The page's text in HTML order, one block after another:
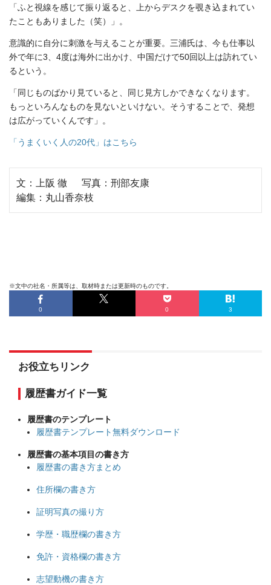
「ふと視線を感じて振り返ると、上からデスクを覗き込まれてい
たこともありました（笑）」。
意識的に自分に刺激を与えることが重要。三浦氏は、今も仕事以
外で年に3、4度は海外に出かけ、中国だけで50回以上は訪れてい
るという。
「同じものばかり見ていると、同じ見方しかできなくなります。
もっといろんなものを見ないといけない。そうすることで、発想
は広がっていくんです」。
「うまくいく人の20代」はこちら
文：上阪 徹 写真：刑部友康
編集：丸山香奈枝
※文中の社名・所属等は、取材時または更新時のものです。
0 0 3
お役立ちリンク
履歴書ガイド一覧
履歴書のテンプレート
履歴書テンプレート無料ダウンロード
履歴書の基本項目の書き方
履歴書の書き方まとめ
住所欄の書き方
証明写真の撮り方
学歴・職歴欄の書き方
免許・資格欄の書き方
志望動機の書き方